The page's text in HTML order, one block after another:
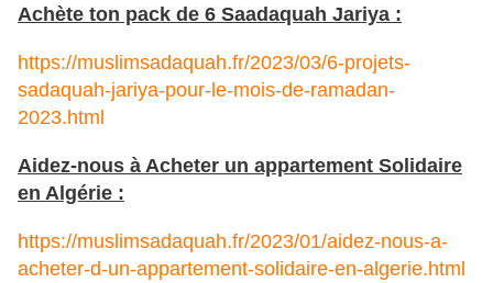
Achète ton pack de 6 Saadaquah Jariya :
https://muslimsadaquah.fr/2023/03/6-projets-
sadaquah-jariya-pour-le-mois-de-ramadan-
2023.html
Aidez-nous à Acheter un appartement Solidaire
en Algérie :
https://muslimsadaquah.fr/2023/01/aidez-nous-a-
acheter-d-un-appartement-solidaire-en-algerie.html